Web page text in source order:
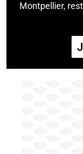
Montpellier,